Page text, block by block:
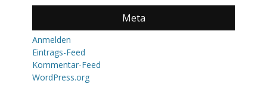
Meta
Anmelden
Eintrags-Feed
Kommentar-Feed
WordPress.org